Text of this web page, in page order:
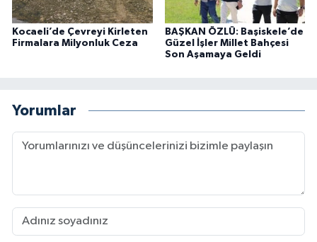
Kocaeli’de Çevreyi Kirleten
Firmalara Milyonluk Ceza
BAŞKAN ÖZLÜ: Başiskele’de
Güzel İşler Millet Bahçesi
Son Aşamaya Geldi
Yorumlar